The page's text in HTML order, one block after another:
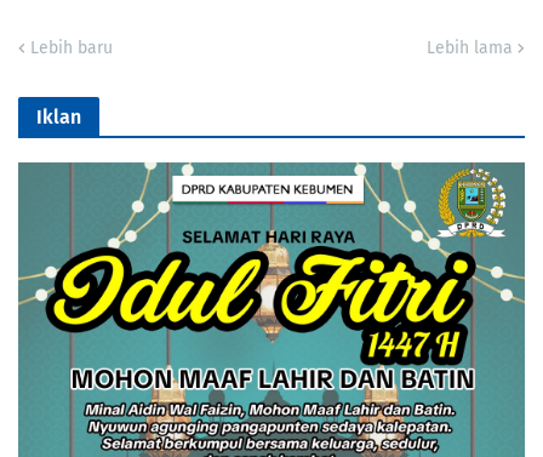
Lebih baru Lebih lama
Iklan